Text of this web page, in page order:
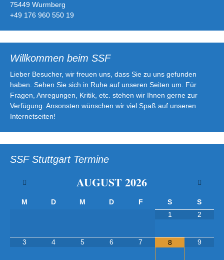
75449 Wurmberg
+49 176 960 550 19
Willkommen beim SSF
Lieber Besucher, wir freuen uns, dass Sie zu uns gefunden
haben. Sehen Sie sich in Ruhe auf unseren Seiten um. Für
Fragen, Anregungen, Kritik, etc. stehen wir Ihnen gerne zur
Verfügung. Ansonsten wünschen wir viel Spaß auf unseren
Internetseiten!
SSF Stuttgart Termine
AUGUST 2026
M D M D F S
S
1
2
3 4 5 6 7 8 9